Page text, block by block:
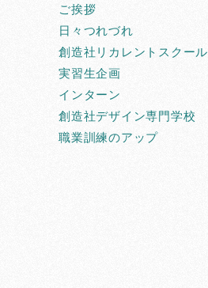
ご挨拶
日々つれづれ
創造社リカレントスクール
実習生企画
インターン
創造社デザイン専門学校
職業訓練のアップ